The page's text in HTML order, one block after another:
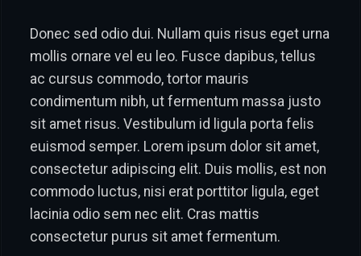
Donec sed odio dui. Nullam quis risus eget urna
mollis ornare vel eu leo. Fusce dapibus, tellus
ac cursus commodo, tortor mauris
condimentum nibh, ut fermentum massa justo
sit amet risus. Vestibulum id ligula porta felis
euismod semper. Lorem ipsum dolor sit amet,
consectetur adipiscing elit. Duis mollis, est non
commodo luctus, nisi erat porttitor ligula, eget
lacinia odio sem nec elit. Cras mattis
consectetur purus sit amet fermentum.